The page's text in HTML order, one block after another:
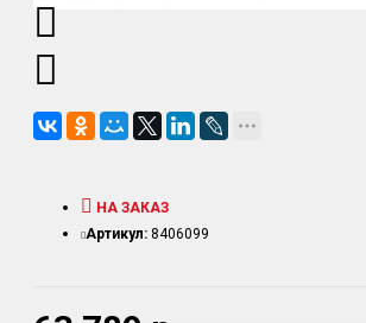
НА ЗАКАЗ
Артикул: 8406099